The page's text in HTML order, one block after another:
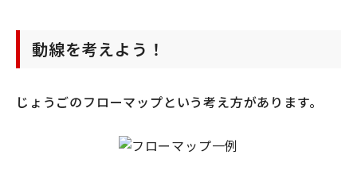
動線を考えよう！
じょうごのフローマップという考え方があります。